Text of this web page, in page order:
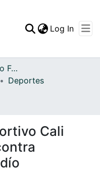
Statistics
Log In
Archivo del Patrimonio Fotográfico y Fílmico del Valle del Cauca
Deportes
Cali